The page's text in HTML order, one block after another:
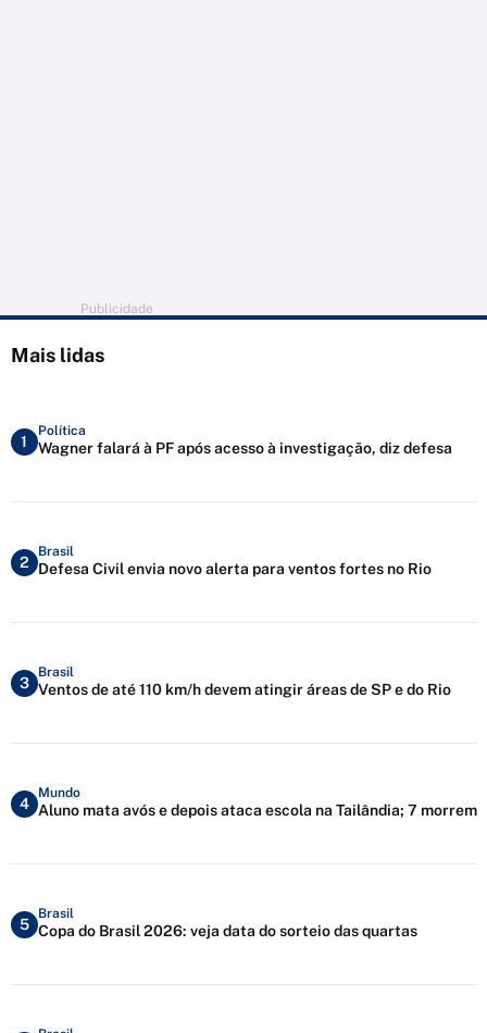
Publicidade
Mais lidas
1
Política
Wagner falará à PF após acesso à investigação, diz defesa
2
Brasil
Defesa Civil envia novo alerta para ventos fortes no Rio
3
Brasil
Ventos de até 110 km/h devem atingir áreas de SP e do Rio
4
Mundo
Aluno mata avós e depois ataca escola na Tailândia; 7 morrem
5
Brasil
Copa do Brasil 2026: veja data do sorteio das quartas